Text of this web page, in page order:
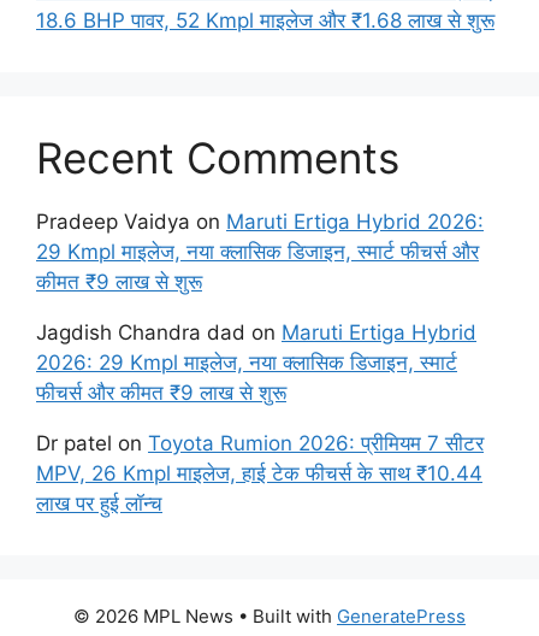
18.6 BHP पावर, 52 Kmpl माइलेज और ₹1.68 लाख से शुरू
Recent Comments
Pradeep Vaidya on Maruti Ertiga Hybrid 2026:
29 Kmpl माइलेज, नया क्लासिक डिजाइन, स्मार्ट फीचर्स और
कीमत ₹9 लाख से शुरू
Jagdish Chandra dad on Maruti Ertiga Hybrid
2026: 29 Kmpl माइलेज, नया क्लासिक डिजाइन, स्मार्ट
फीचर्स और कीमत ₹9 लाख से शुरू
Dr patel on Toyota Rumion 2026: प्रीमियम 7 सीटर
MPV, 26 Kmpl माइलेज, हाई टेक फीचर्स के साथ ₹10.44
लाख पर हुई लॉन्च
© 2026 MPL News • Built with GeneratePress